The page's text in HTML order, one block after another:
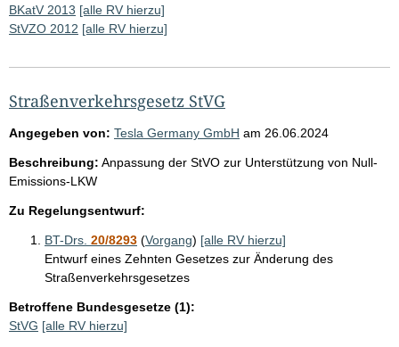
BKatV 2013 [alle RV hierzu]
StVZO 2012 [alle RV hierzu]
Straßenverkehrsgesetz StVG
Angegeben von: Tesla Germany GmbH am 26.06.2024
Beschreibung: Anpassung der StVO zur Unterstützung von Null-
Emissions-LKW
Zu Regelungsentwurf:
BT-Drs. 20/8293 (Vorgang) [alle RV hierzu]
Entwurf eines Zehnten Gesetzes zur Änderung des
Straßenverkehrsgesetzes
Betroffene Bundesgesetze (1):
StVG [alle RV hierzu]